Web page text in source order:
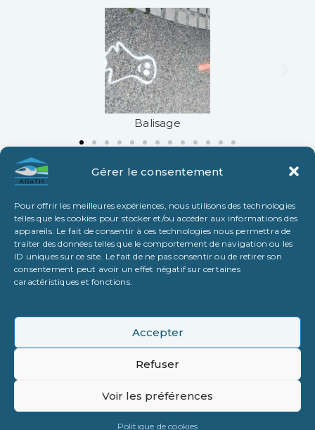
Gérer le consentement
Pour offrir les meilleures expériences, nous utilisons des technologies
telles que les cookies pour stocker et/ou accéder aux informations des
appareils. Le fait de consentir à ces technologies nous permettra de
traiter des données telles que le comportement de navigation ou les
ID uniques sur ce site. Le fait de ne pas consentir ou de retirer son
consentement peut avoir un effet négatif sur certaines
caractéristiques et fonctions.
Accepter
Refuser
Voir les préférences
Politique de cookies
Balisage
Protection des données
Mentions Légales